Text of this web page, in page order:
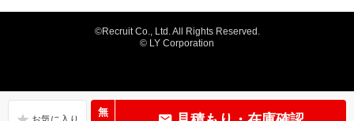
無
©Recruit Co., Ltd. All Rights Reserved.
© LY Corporation